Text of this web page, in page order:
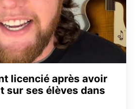
licencié après avoir
sur ses élèves dans